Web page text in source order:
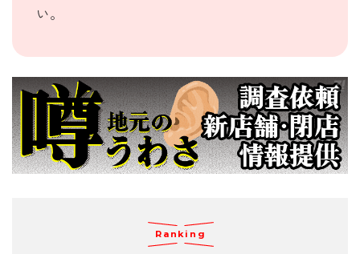
い。
Ranking